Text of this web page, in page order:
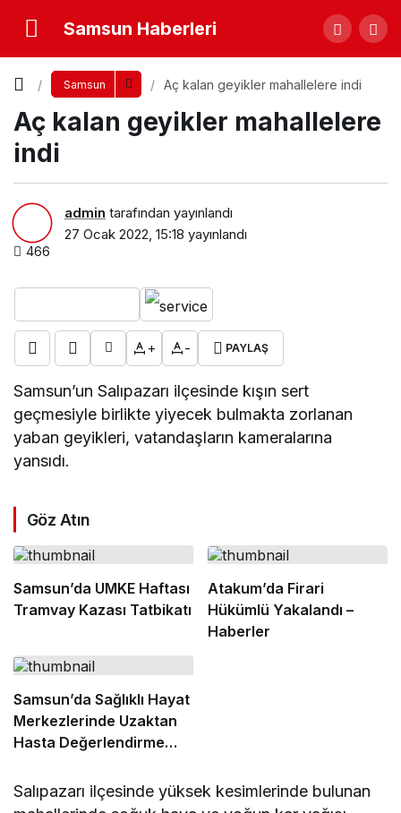
Samsun Haberleri
Samsun Aç kalan geyikler mahallelere indi
Aç kalan geyikler mahallelere
indi
admin tarafından yayınlandı
27 Ocak 2022, 15:18 yayınlandı
466
+ - PAYLAŞ
Samsun’un Salıpazarı ilçesinde kışın sert
geçmesiyle birlikte yiyecek bulmakta zorlanan
yaban geyikleri, vatandaşların kameralarına
yansıdı.
Göz Atın
Samsun’da UMKE Haftası
Tramvay Kazası Tatbikatı
Atakum’da Firari
Hükümlü Yakalandı –
Haberler
Samsun’da Sağlıklı Hayat
Merkezlerinde Uzaktan
Hasta Değerlendirme
Salıpazarı ilçesinde yüksek kesimlerinde bulunan